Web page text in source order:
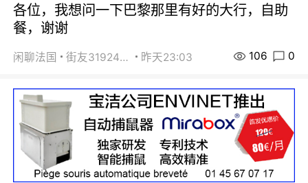
各位，我想问一下巴黎那里有好的大行，自助
餐，谢谢
闲聊法国 街友31924072 昨天23:03 106 0